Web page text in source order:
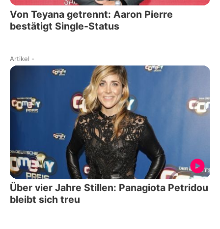
Von Teyana getrennt: Aaron Pierre
bestätigt Single-Status
Artikel -
Über vier Jahre Stillen: Panagiota Petridou
bleibt sich treu